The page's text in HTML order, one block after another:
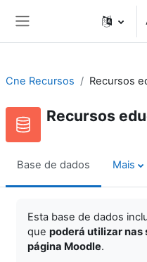
Cne Recursos Recursos
Recursos
Base de dados Mais
Esta base de dados
que poderá utilizar nas
página Moodle.